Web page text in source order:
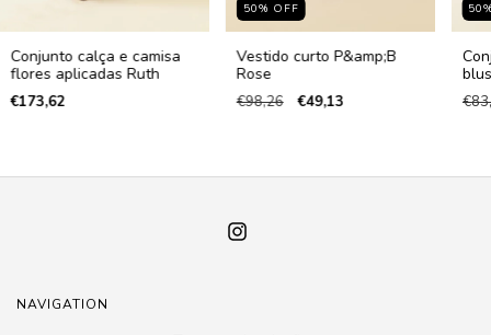
Conjunto calça e camisa
flores aplicadas Ruth
€173,62
50% OFF
Vestido curto P&amp;B
Rose
€98,26 €49,13
50
NAVIGATION